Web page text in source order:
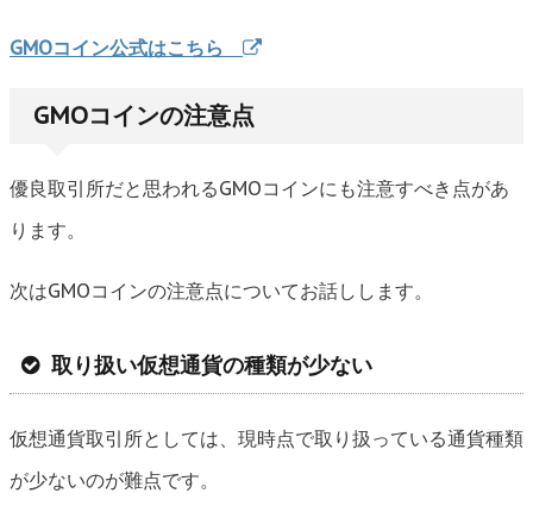
GMOコイン公式はこちら
GMOコインの注意点
優良取引所だと思われるGMOコインにも注意すべき点があ
ります。
次はGMOコインの注意点についてお話しします。
取り扱い仮想通貨の種類が少ない
仮想通貨取引所としては、現時点で取り扱っている通貨種類
が少ないのが難点です。